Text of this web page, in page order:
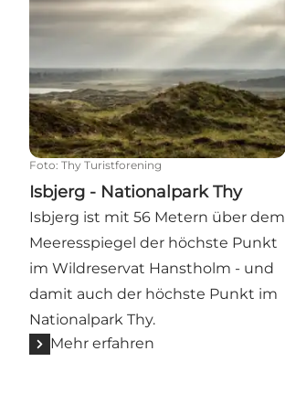
Foto: Thy Turistforening
Isbjerg - Nationalpark Thy
Isbjerg ist mit 56 Metern über dem
Meeresspiegel der höchste Punkt
im Wildreservat Hanstholm - und
damit auch der höchste Punkt im
Nationalpark Thy.
Mehr erfahren